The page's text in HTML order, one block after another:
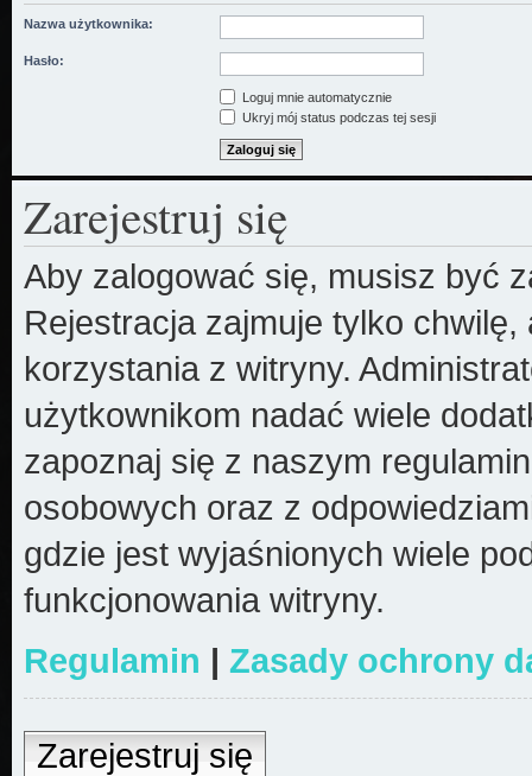
Nazwa użytkownika:
Hasło:
Loguj mnie automatycznie
Ukryj mój status podczas tej sesji
Zarejestruj się
Aby zalogować się, musisz być
Rejestracja zajmuje tylko
korzystania z witryny.
użytkownikom nadać wiele
zapoznaj się z naszym
osobowych oraz z
gdzie jest wyjaśnionych wiele
funkcjonowania witryny.
Regulamin | Zasady ochrony
Zarejestruj się